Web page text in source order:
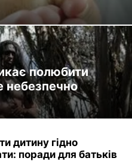
полюбити
небезпечно
дитину гідно
поради для батьків